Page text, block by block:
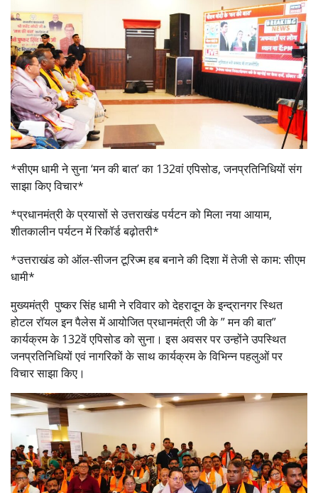
*सीएम धामी ने सुना ‘मन की बात’ का 132वां एपिसोड, जनप्रतिनिधियों संग
साझा किए विचार*
*प्रधानमंत्री के प्रयासों से उत्तराखंड पर्यटन को मिला नया आयाम,
शीतकालीन पर्यटन में रिकॉर्ड बढ़ोतरी*
*उत्तराखंड को ऑल-सीजन टूरिज्म हब बनाने की दिशा में तेजी से काम: सीएम
धामी*
मुख्यमंत्री पुष्कर सिंह धामी ने रविवार को देहरादून के इन्द्रानगर स्थित
होटल रॉयल इन पैलेस में आयोजित प्रधानमंत्री जी के ” मन की बात”
कार्यक्रम के 132वें एपिसोड को सुना। इस अवसर पर उन्होंने उपस्थित
जनप्रतिनिधियों एवं नागरिकों के साथ कार्यक्रम के विभिन्न पहलुओं पर
विचार साझा किए।